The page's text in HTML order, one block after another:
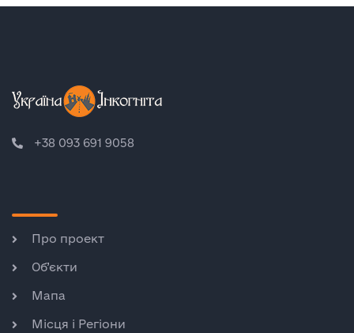
+38 093 691 9058
Про проект
Об’єкти
Мапа
Місця і Регіони